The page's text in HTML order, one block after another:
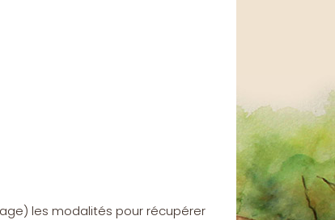
les modalités pour récupérer